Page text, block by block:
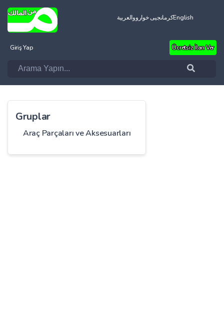
العربيةکرمانجیی خوارووEnglish
Giriş Yap Ücretsiz İlan Ver
Gruplar
Araç Parçaları ve Aksesuarları